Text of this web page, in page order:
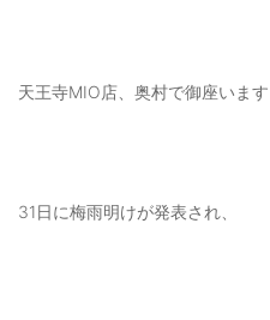
T-SHIRT : Tシャツ
天王寺MIO店、奥村で御座いま
31日に梅雨明けが発表され、